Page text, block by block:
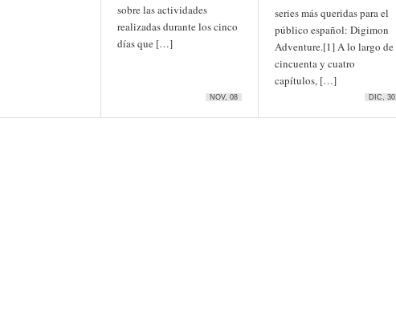
sobre las actividades
realizadas durante los cinco
días que […]
NOV, 08
series más queridas para el
público español: Digimon
Adventure.[1] A lo largo de
cincuenta y cuatro
capítulos, […]
DIC, 30